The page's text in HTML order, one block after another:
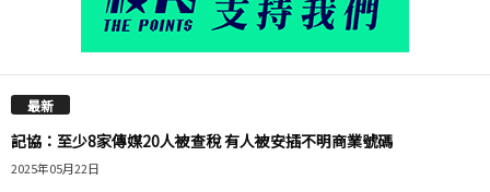
最新
記協：至少8家傳媒20人被查稅 有人被安插不明商業號碼
2025年05月22日